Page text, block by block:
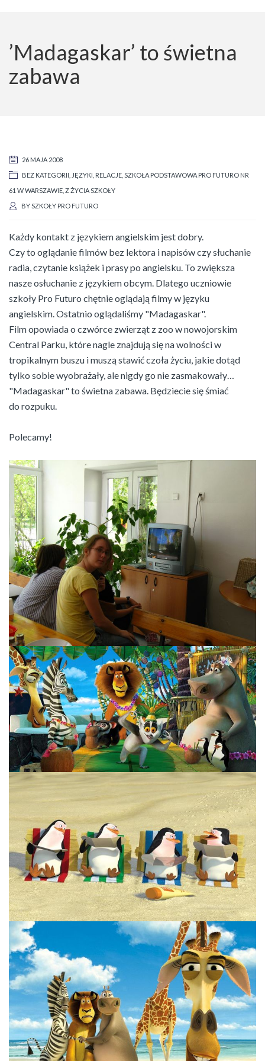
’Madagaskar’ to świetna
zabawa
26 MAJA 2008
BEZ KATEGORII JĘZYKI RELACJE SZKOŁA PODSTAWOWA PRO FUTURO NR
61 W WARSZAWIE Z ŻYCIA SZKOŁY
BYSZKOŁY PRO FUTURO
Każdy kontakt z językiem angielskim jest dobry.
Czy to oglądanie filmów bez lektora i napisów czy słuchanie
radia, czytanie książek i prasy po angielsku. To zwiększa
nasze osłuchanie z językiem obcym. Dlatego uczniowie
szkoły Pro Futuro chętnie oglądają filmy w języku
angielskim. Ostatnio oglądaliśmy "Madagaskar".
Film opowiada o czwórce zwierząt z zoo w nowojorskim
Central Parku, które nagle znajdują się na wolności w
tropikalnym buszu i muszą stawić czoła życiu, jakie dotąd
tylko sobie wyobrażały, ale nigdy go nie zasmakowały…
"Madagaskar" to świetna zabawa. Będziecie się śmiać
do rozpuku.
Polecamy!